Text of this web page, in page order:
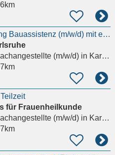
Sachbearbeitung Bauassistenz (m/w/d) mit einem Arbeitszeitumfang von 60%
(m/w/d)in Karlsruhe, Innenstadt-West
für Frauenheilkunde
(m/w/d)in Karlsruhe, Rüppurr